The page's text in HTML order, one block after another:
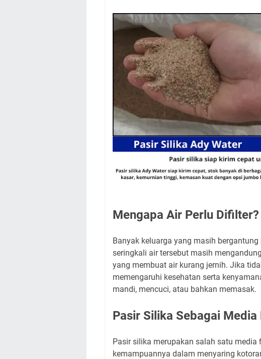
Mengapa Air Perlu Difilter?
Banyak keluarga yang masih
seringkali air tersebut masih
yang membuat air kurang jernih. Jika
memengaruhi kesehatan serta
mandi, mencuci, atau bahkan memasak.
Pasir Silika Sebagai Media
Pasir silika merupakan salah satu media
kemampuannya dalam menyaring